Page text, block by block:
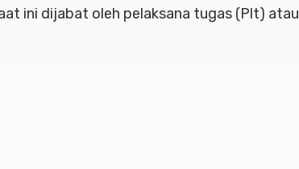
ini dijabat oleh pelaksana tugas (Plt) atau